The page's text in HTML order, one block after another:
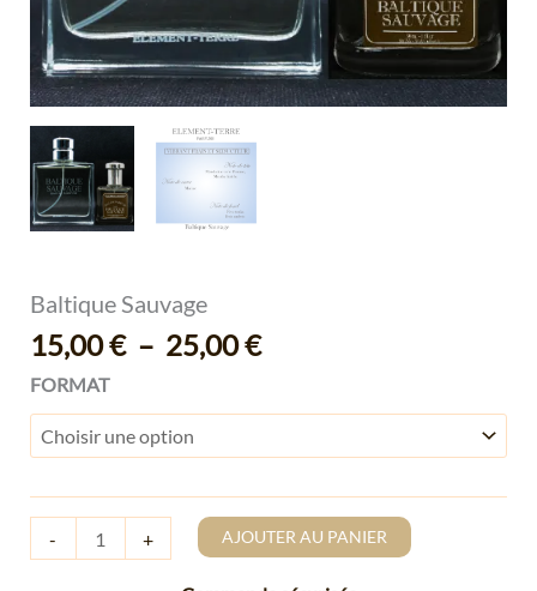
Baltique Sauvage
15,00€ – 25,00€
FORMAT
- + AJOUTER AU PANIER